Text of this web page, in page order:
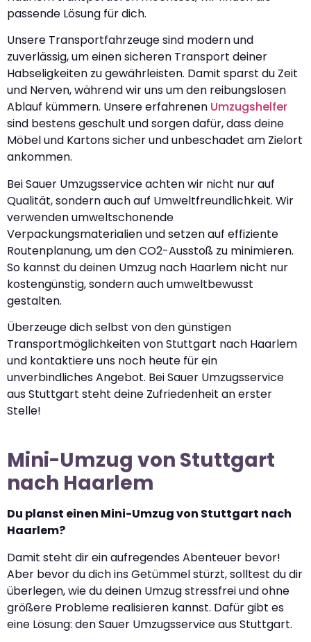
passende Lösung für dich.
Unsere Transportfahrzeuge sind modern und
zuverlässig, um einen sicheren Transport deiner
Habseligkeiten zu gewährleisten. Damit sparst du Zeit
und Nerven, während wir uns um den reibungslosen
Ablauf kümmern. Unsere erfahrenen Umzugshelfer
sind bestens geschult und sorgen dafür, dass deine
Möbel und Kartons sicher und unbeschadet am Zielort
ankommen.
Bei Sauer Umzugsservice achten wir nicht nur auf
Qualität, sondern auch auf Umweltfreundlichkeit. Wir
verwenden umweltschonende
Verpackungsmaterialien und setzen auf effiziente
Routenplanung, um den CO2-Ausstoß zu minimieren.
So kannst du deinen Umzug nach Haarlem nicht nur
kostengünstig, sondern auch umweltbewusst
gestalten.
Überzeuge dich selbst von den günstigen
Transportmöglichkeiten von Stuttgart nach Haarlem
und kontaktiere uns noch heute für ein
unverbindliches Angebot. Bei Sauer Umzugsservice
aus Stuttgart steht deine Zufriedenheit an erster
Stelle!
Mini-Umzug von Stuttgart
nach Haarlem
Du planst einen Mini-Umzug von Stuttgart nach
Haarlem?
Damit steht dir ein aufregendes Abenteuer bevor!
Aber bevor du dich ins Getümmel stürzt, solltest du dir
überlegen, wie du deinen Umzug stressfrei und ohne
größere Probleme realisieren kannst. Dafür gibt es
eine Lösung: den Sauer Umzugsservice aus Stuttgart.